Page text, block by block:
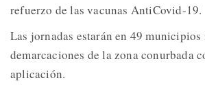
refuerzo de las vacunas AntiCovid-19.
Las jornadas estarán en 49
demarcaciones de la zona conurbada
aplicación.